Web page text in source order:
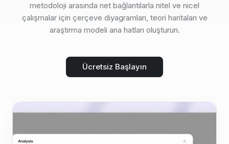
metodoloji arasında net bağlantılarla nitel ve nicel
çalışmalar için çerçeve diyagramları, teori haritaları ve
araştırma modeli ana hatları oluşturun.
Ücretsiz Başlayın